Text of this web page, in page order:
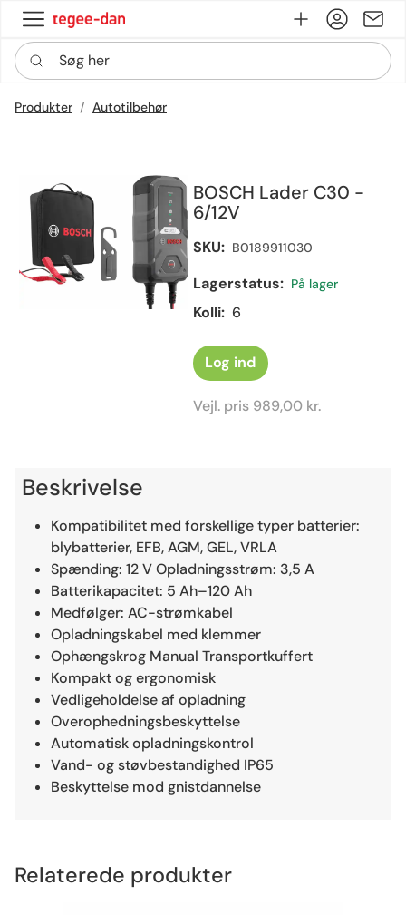
Log indFå login
Søg her
Produkter Autotilbehør
BOSCH Lader C30 -
6/12V
SKU: B0189911030
Lagerstatus: På lager
Kolli: 6
Log ind
Vejl. pris 989,00 kr.
Beskrivelse
Kompatibilitet med forskellige typer batterier:
blybatterier, EFB, AGM, GEL, VRLA
Spænding: 12 V Opladningsstrøm: 3,5 A
Batterikapacitet: 5 Ah–120 Ah
Medfølger: AC-strømkabel
Opladningskabel med klemmer
Ophængskrog Manual Transportkuffert
Kompakt og ergonomisk
Vedligeholdelse af opladning
Overophedningsbeskyttelse
Automatisk opladningskontrol
Vand- og støvbestandighed IP65
Beskyttelse mod gnistdannelse
Relaterede produkter